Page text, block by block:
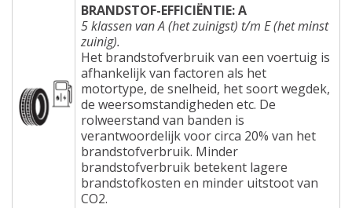
BRANDSTOF-EFFICIËNTIE: A
5 klassen van A (het zuinigst) t/m E (het minst
zuinig).
Het brandstofverbruik van een voertuig is
afhankelijk van factoren als het
motortype, de snelheid, het soort wegdek,
de weersomstandigheden etc. De
rolweerstand van banden is
verantwoordelijk voor circa 20% van het
brandstofverbruik. Minder
brandstofverbruik betekent lagere
brandstofkosten en minder uitstoot van
CO2.